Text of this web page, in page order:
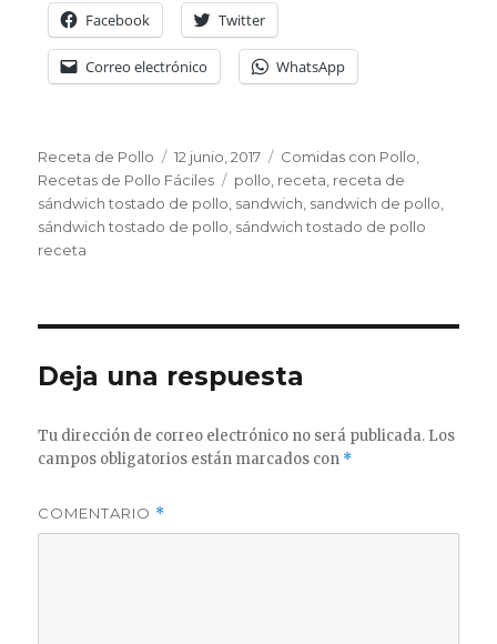
Facebook Twitter
Correo electrónico WhatsApp
Autor
Receta de Pollo
Publicado
el
12 junio, 2017 Categorías
Comidas con Pollo
Recetas de Pollo Fáciles
Etiquetas
pollo receta receta de
sándwich tostado de pollo sandwich sandwich de pollo
sándwich tostado de pollo sándwich tostado de pollo
receta
Deja una respuesta
Tu dirección de correo electrónico no será publicada. Los
campos obligatorios están marcados con *
COMENTARIO *